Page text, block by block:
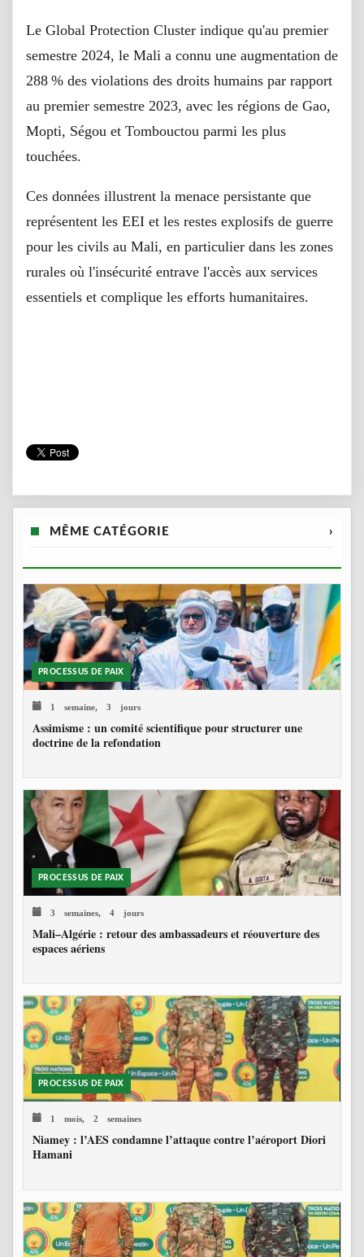
Le Global Protection Cluster indique qu'au premier
semestre 2024, le Mali a connu une augmentation de
288 % des violations des droits humains par rapport
au premier semestre 2023, avec les régions de Gao,
Mopti, Ségou et Tombouctou parmi les plus
touchées.
Ces données illustrent la menace persistante que
représentent les EEI et les restes explosifs de guerre
pour les civils au Mali, en particulier dans les zones
rurales où l'insécurité entrave l'accès aux services
essentiels et complique les efforts humanitaires.
MÊME CATÉGORIE ›
PROCESSUS DE PAIX
1 semaine, 3 jours
Assimisme : un comité scientifique pour structurer une
doctrine de la refondation
PROCESSUS DE PAIX
3 semaines, 4 jours
Mali–Algérie : retour des ambassadeurs et réouverture des
espaces aériens
PROCESSUS DE PAIX
1 mois, 2 semaines
Niamey : l’AES condamne l’attaque contre l’aéroport Diori
Hamani